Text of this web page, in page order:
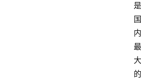
是
国
内
最
大
的